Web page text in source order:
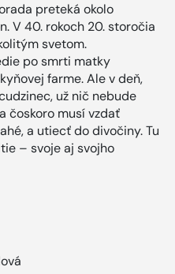
preteká okolo
V 40. rokoch 20. storočia
svetom.
po smrti matky
farme. Ale v deň,
už nič nebude
čoskoro musí vzdať
a utiecť do divočiny. Tu
– svoje aj svojho